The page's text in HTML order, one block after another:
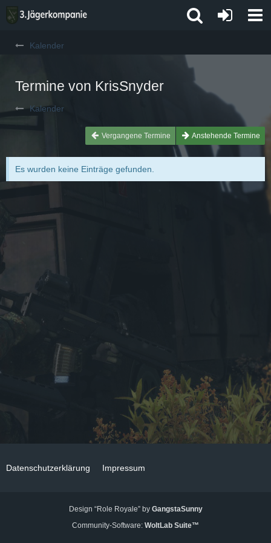
Kalender
Termine von KrisSnyder
Kalender
Vergangene Termine Anstehende Termine
Es wurden keine Einträge gefunden.
Datenschutzerklärung Impressum
Design “Role Royale” by GangstaSunny
Community-Software: WoltLab Suite™